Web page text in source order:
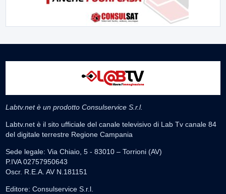
Labtv.net è un prodotto Consulservice S.r.l.
Labtv.net è il sito ufficiale del canale televisivo di Lab Tv canale 84
del digitale terrestre Regione Campania
Sede legale: Via Chiaio, 5 - 83010 – Torrioni (AV)
P.IVA 02757950643
Oscr. R.E.A. AV N.181151
Editore: Consulservice S.r.l.